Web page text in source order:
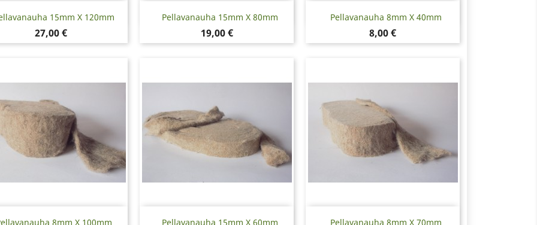
15mm X 120mm
Hinta
27,00 €
Pikakatselu Pellavanauha 15mm X 80mm
Hinta
19,00 €
Pikakatselu Pellavanauha 8mm X 40mm
Hinta
8,00 €
Pikakatselu
8mm X 100mm
Pikakatselu Pellavanauha 15mm X 60mm
Pikakatselu Pellavanauha 8mm X 70mm
Pikakatselu